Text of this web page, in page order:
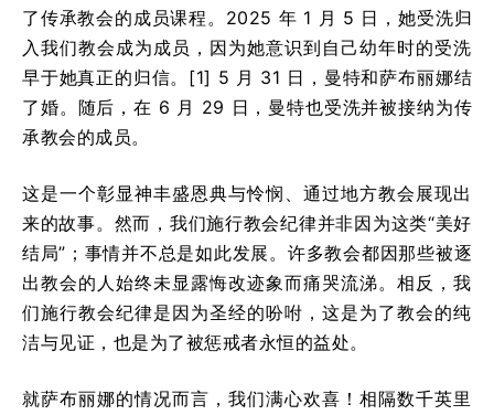
了传承教会的成员课程。2025 年 1 月 5 日，她受洗归
入我们教会成为成员，因为她意识到自己幼年时的受洗
早于她真正的归信。[1] 5 月 31 日，曼特和萨布丽娜结
了婚。随后，在 6 月 29 日，曼特也受洗并被接纳为传
承教会的成员。
这是一个彰显神丰盛恩典与怜悯、通过地方教会展现出
来的故事。然而，我们施行教会纪律并非因为这类“美好
结局”；事情并不总是如此发展。许多教会都因那些被逐
出教会的人始终未显露悔改迹象而痛哭流涕。相反，我
们施行教会纪律是因为圣经的吩咐，这是为了教会的纯
洁与见证，也是为了被惩戒者永恒的益处。
就萨布丽娜的情况而言，我们满心欢喜！相隔数千英里